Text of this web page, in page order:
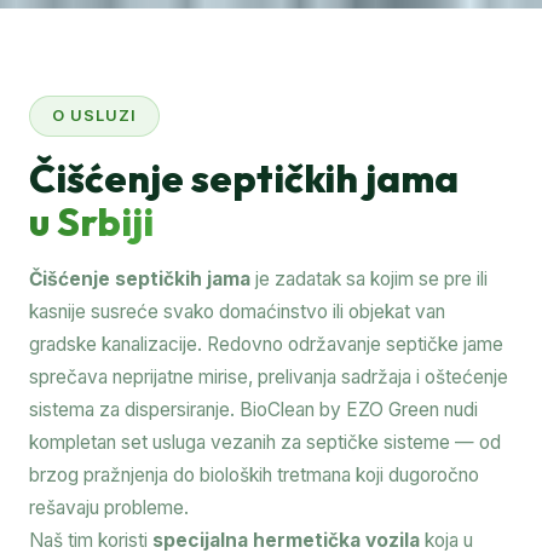
O USLUZI
Čišćenje septičkih jama
u Srbiji
Čišćenje septičkih jama je zadatak sa kojim se pre ili
kasnije susreće svako domaćinstvo ili objekat van
gradske kanalizacije. Redovno održavanje septičke jame
sprečava neprijatne mirise, prelivanja sadržaja i oštećenje
sistema za dispersiranje. BioClean by EZO Green nudi
kompletan set usluga vezanih za septičke sisteme — od
brzog pražnjenja do bioloških tretmana koji dugoročno
rešavaju probleme.
Naš tim koristi specijalna hermetička vozila koja u